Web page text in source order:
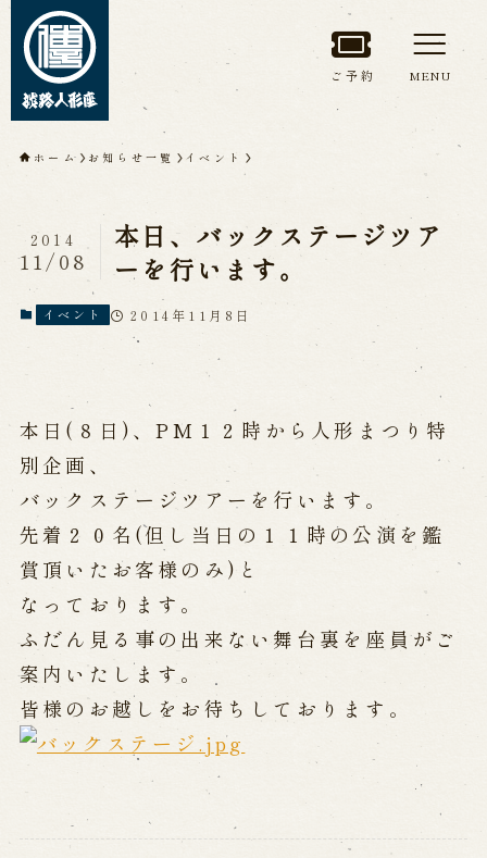
トップページ
淡路人形座について
淡路人形座とは
座員紹介
人間国宝 故鶴澤友路師匠
淡路人形座の成り立ち
淡路人形座で研修した人々
淡路人形浄瑠璃を受け継いで
公演情報
公演カレンダー
開催中の公演
近日開催の公演
出張公演
出張公演
学校公演
海外旅行客向け特別公演「くにうみ」
淡路島と国生み神話
淡路人形浄瑠璃の歴史
ご予約 MENU
ホーム お知らせ一覧 イベント
本日、バックステージツア
ーを行います。
2014
11/08
イベント 2014年11月8日
本日(８日)、PM１２時から人形まつり特
別企画、
バックステージツアーを行います。
先着２０名(但し当日の１１時の公演を鑑
賞頂いたお客様のみ)と
なっております。
ふだん見る事の出来ない舞台裏を座員がご
案内いたします。
皆様のお越しをお待ちしております。